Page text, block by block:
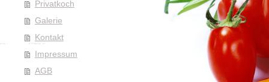
Privatkoch
Galerie
Kontakt
Impressum
AGB